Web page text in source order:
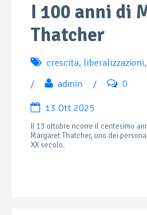
I 100 anni di
Thatcher
crescita, liberalizzazioni,
/
admin / 0
13 Ott 2025
Il 13 ottobre ricorre il centesimo
Margaret Thatcher, uno dei
XX secolo.